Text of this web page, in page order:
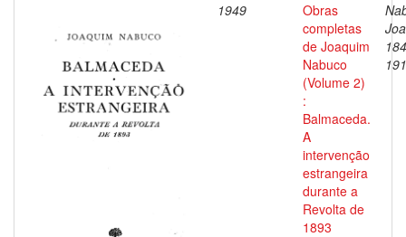
1949
Obras
completas
de Joaquim
Nabuco
(Volume 2)
:
Balmaceda.
A
intervenção
estrangeira
durante a
Revolta de
1893